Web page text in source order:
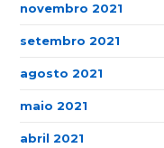
novembro 2021
setembro 2021
agosto 2021
maio 2021
abril 2021